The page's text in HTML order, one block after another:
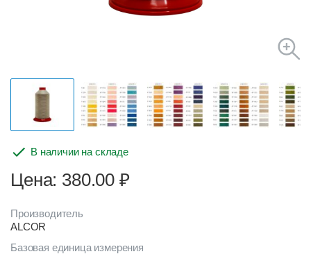
В наличии на складе
Цена: 380.00 ₽
Производитель
ALCOR
Базовая единица измерения